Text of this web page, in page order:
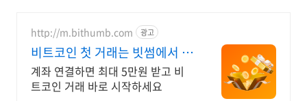
http://m.bithumb.com 광고
비트코인 첫 거래는 빗썸에서 신
규 가입 시 5만원 혜택
계좌 연결하면 최대 5만원 받고 비
트코인 거래 바로 시작하세요